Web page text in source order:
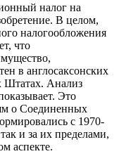
налог на
В целом,
налогообложения
что
в англосаксонских
Штатах. Анализ
Это
о Соединенных
с 1970-
и за их пределами,
аспекте.